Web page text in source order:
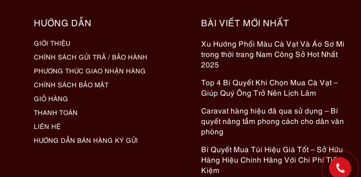
HƯỚNG DẪN
GIỚI THIỆU
CHÍNH SÁCH GỬI TRẢ / BẢO HÀNH
PHƯƠNG THỨC GIAO NHẬN HÀNG
CHÍNH SÁCH BẢO MẬT
GIỎ HÀNG
THANH TOÁN
LIÊN HỆ
HƯỚNG DẪN BÁN HÀNG KÝ GỬI
BÀI VIẾT MỚI NHẤT
Xu Hướng Phối Màu Cà Vạt Và Áo Sơ Mi
trong thời trang Nam Công Sở Hot Nhất
2025
Top 4 Bí Quyết Khi Chọn Mua Cà Vạt –
Giúp Quý Ông Trở Nên Lịch Lãm
Caravat hàng hiệu đã qua sử dụng – Bí
quyết nâng tầm phong cách cho dân văn
phòng
Bí Quyết Mua Túi Hiệu Giá Tốt – Sở Hữu
Hàng Hiệu Chính Hãng Với Chi Phí Tiết
Kiệm